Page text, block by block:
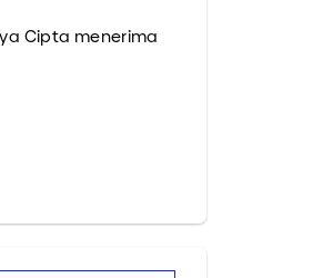
Cipta menerima